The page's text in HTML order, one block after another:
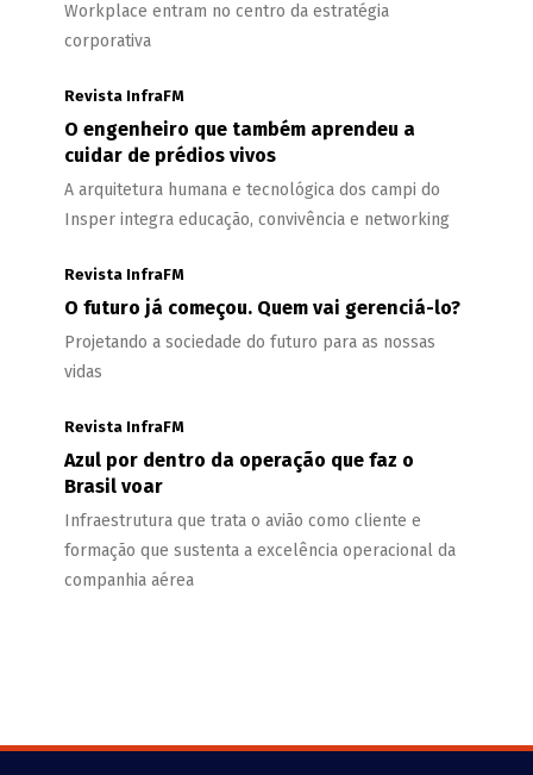
Workplace entram no centro da estratégia
corporativa
Revista InfraFM
O engenheiro que também aprendeu a
cuidar de prédios vivos
A arquitetura humana e tecnológica dos campi do
Insper integra educação, convivência e networking
Revista InfraFM
O futuro já começou. Quem vai gerenciá-lo?
Projetando a sociedade do futuro para as nossas
vidas
Revista InfraFM
Azul por dentro da operação que faz o
Brasil voar
Infraestrutura que trata o avião como cliente e
formação que sustenta a excelência operacional da
companhia aérea